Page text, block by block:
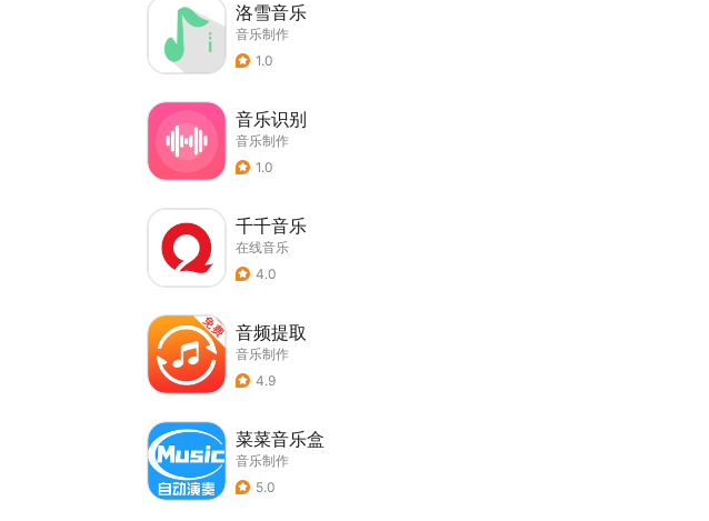
洛雪音乐
音乐制作
1.0
音乐识别
音乐制作
1.0
千千音乐
在线音乐
4.0
音频提取
音乐制作
4.9
菜菜音乐盒
音乐制作
5.0